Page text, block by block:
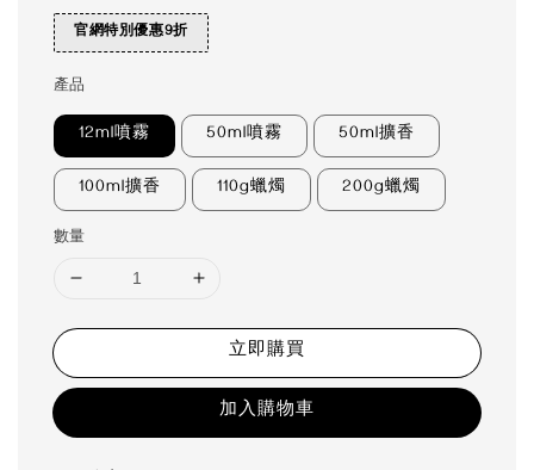
官網特別優惠9折
產品
12ml噴霧 50ml噴霧 50ml擴香
100ml擴香 110g蠟燭 200g蠟燭
數量
立即購買
加入購物車